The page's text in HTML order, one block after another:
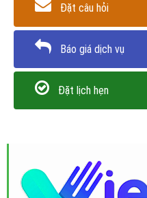
Đặt câu hỏi
Báo giá dịch vụ
Đặt lịch hẹn